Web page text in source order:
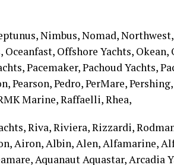
Nimbus, Nomad,
Oceanfast, Offshore Yachts,
Pacemaker, Pachoud Yachts,
Pearson, Pedro, PerMare,
Marine, Raffaelli, Rhea,
Riva, Riviera, Rizzardi,
Airon, Albin, Alen, Alfamarine,
Aquanaut Aquastar, Arcadia